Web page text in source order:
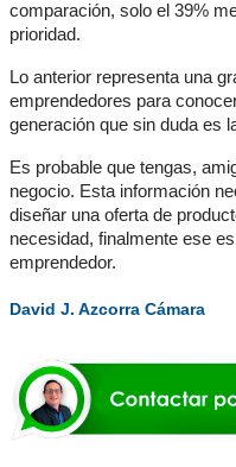
comparación, solo el 39%
prioridad.
Lo anterior representa una
emprendedores para
generación que sin duda es
Es probable que tengas,
negocio. Esta información
diseñar una oferta de
necesidad, finalmente ese
emprendedor.
David J. Azcorra Cámara